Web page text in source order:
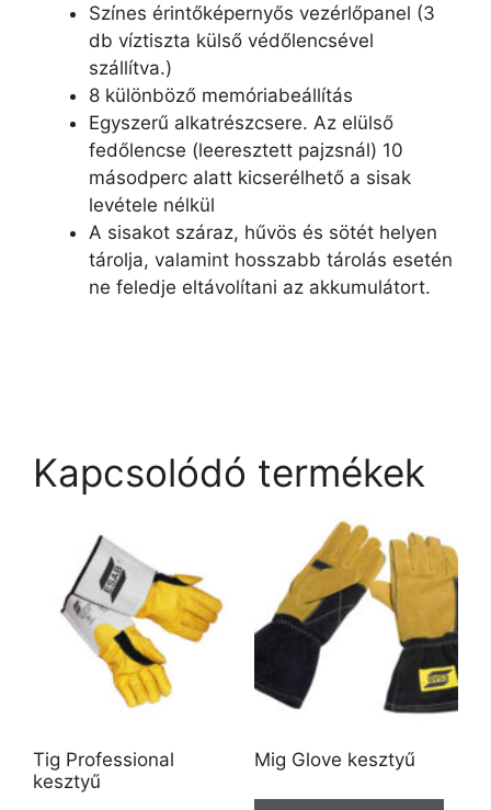
Színes érintőképernyős vezérlőpanel (3
db víztiszta külső védőlencsével
szállítva.)
8 különböző memóriabeállítás
Egyszerű alkatrészcsere. Az elülső
fedőlencse (leeresztett pajzsnál) 10
másodperc alatt kicserélhető a sisak
levétele nélkül
A sisakot száraz, hűvös és sötét helyen
tárolja, valamint hosszabb tárolás esetén
ne feledje eltávolítani az akkumulátort.
Kapcsolódó termékek
Tig Professional
kesztyű
Mig Glove kesztyű